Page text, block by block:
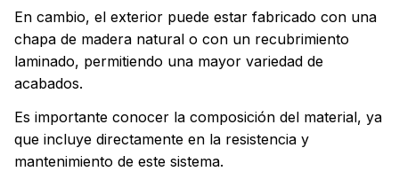
En cambio, el exterior puede estar fabricado con una
chapa de madera natural o con un recubrimiento
laminado, permitiendo una mayor variedad de
acabados.
Es importante conocer la composición del material, ya
que incluye directamente en la resistencia y
mantenimiento de este sistema.